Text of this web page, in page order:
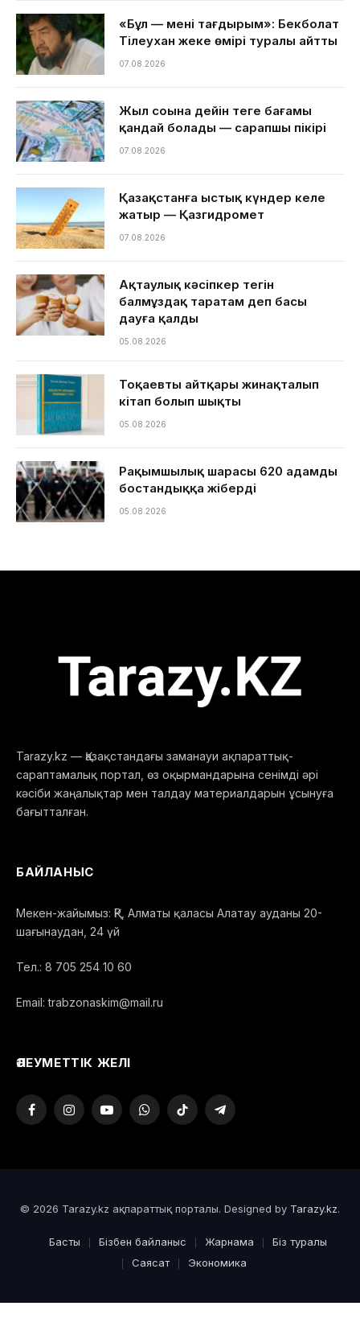
«Бұл — менің тағдырым»: Бекболат
Тілеухан жеке өмірі туралы айтты
07.08.2026
Жыл соңына дейін теңге бағамы
қандай болады — сарапшы пікірі
07.08.2026
Қазақстанға ыстық күндер келе
жатыр — Қазгидромет
07.08.2026
Ақтаулық кәсіпкер тегін
балмұздақ таратам деп басы
дауға қалды
05.08.2026
Тоқаевтың айтқары жинақталып
кітап болып шықты
05.08.2026
Рақымшылық шарасы 620 адамды
бостандыққа жіберді
05.08.2026
Tarazy.kz — Қазақстандағы заманауи ақпараттық-
сараптамалық портал, өз оқырмандарына сенімді әрі
кәсіби жаңалықтар мен талдау материалдарын ұсынуға
бағытталған.
БАЙЛАНЫС
Мекен-жайымыз: ҚР, Алматы қаласы Алатау ауданы 20-
шағынаудан, 24 үй
Тел.: 8 705 254 10 60
Email: trabzonaskim@mail.ru
ӘЛЕУМЕТТІК ЖЕЛІ
FacebookInstagramYouTubeWhatsAppTikTok Telegram
© 2026 Tarazy.kz ақпараттық порталы. Designed by Tarazy.kz.
Басты Бізбен байланыс Жарнама
Біз туралы
Саясат
Экономика